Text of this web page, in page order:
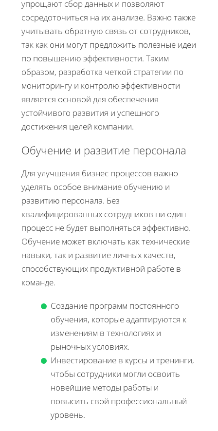
упрощают сбор данных и позволяют
сосредоточиться на их анализе. Важно также
учитывать обратную связь от сотрудников,
так как они могут предложить полезные идеи
по повышению эффективности. Таким
образом, разработка четкой стратегии по
мониторингу и контролю эффективности
является основой для обеспечения
устойчивого развития и успешного
достижения целей компании.
Обучение и развитие персонала
Для улучшения бизнес процессов важно
уделять особое внимание обучению и
развитию персонала. Без
квалифицированных сотрудников ни один
процесс не будет выполняться эффективно.
Обучение может включать как технические
навыки, так и развитие личных качеств,
способствующих продуктивной работе в
команде.
Создание программ постоянного
обучения, которые адаптируются к
изменениям в технологиях и
рыночных условиях.
Инвестирование в курсы и тренинги,
чтобы сотрудники могли освоить
новейшие методы работы и
повысить свой профессиональный
уровень.